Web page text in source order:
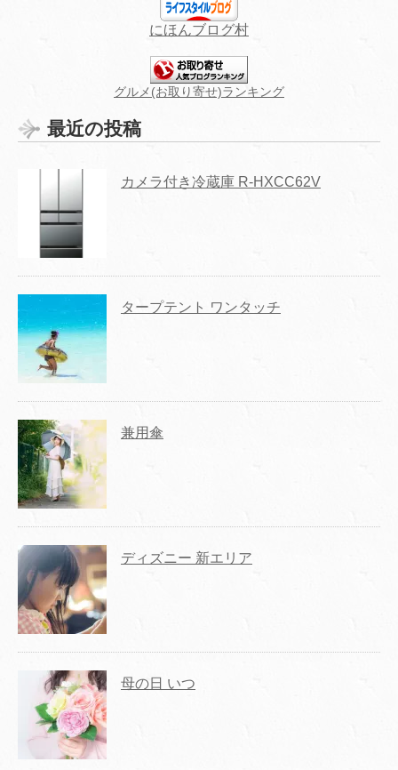
にほんブログ村
グルメ(お取り寄せ)ランキング
最近の投稿
カメラ付き冷蔵庫 R-HXCC62V
タープテント ワンタッチ
兼用傘
ディズニー 新エリア
母の日 いつ